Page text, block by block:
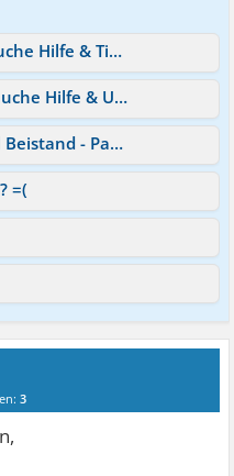
Eifersucht bekämpfen - brauche Hilfe & Tipps
Die Angst ist wieder da - brauche Hilfe & Unterstützung
Hilfe, hilfe - ich brauche mal Beistand - Panikattacke
=(
3